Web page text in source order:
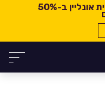
אונליין ב-50%